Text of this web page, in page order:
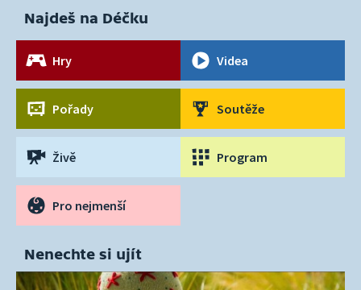
Najdeš na Déčku
Hry Videa
Pořady Soutěže
Živě Program
Pro nejmenší
Nenechte si ujít